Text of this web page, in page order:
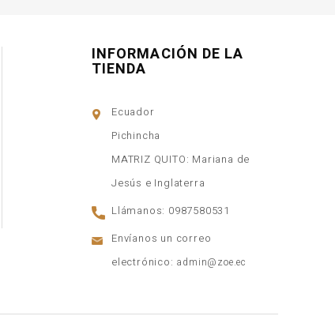
INFORMACIÓN DE LA
TIENDA
Ecuador
Pichincha
MATRIZ QUITO: Mariana de
Jesús e Inglaterra
Llámanos: 0987580531
Envíanos un correo
electrónico: admin@zoe.ec